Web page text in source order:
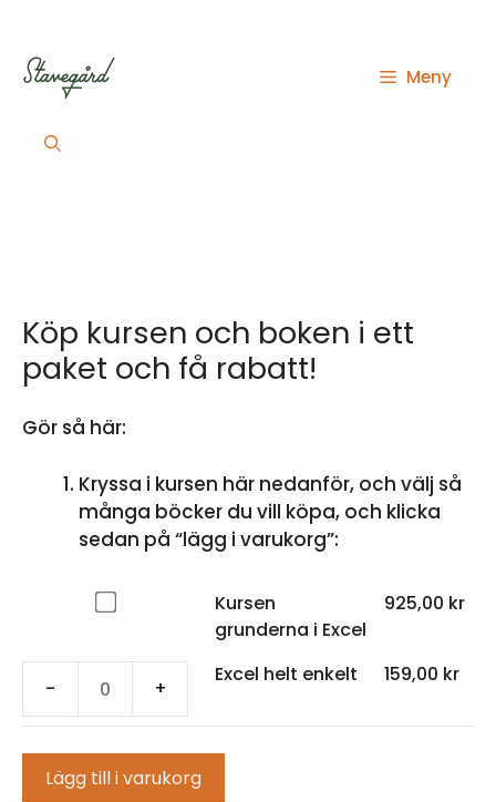
innehåll
Meny
Köp kursen och boken i ett
paket och få rabatt!
Gör så här:
Kryssa i kursen här nedanför, och välj så
många böcker du vill köpa, och klicka
sedan på “lägg i varukorg”:
Köp
av
Kursen
i
Excel
för
Kursen
grunderna i Excel
925,00 kr
-
helt
enkelt
mängd
+
Excel helt enkelt 159,00 kr
Lägg till i varukorg